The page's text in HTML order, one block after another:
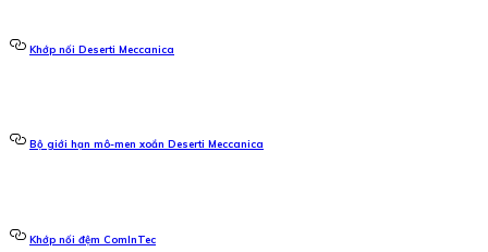
Khớp nối Deserti Meccanica
Bộ giới hạn mô-men xoắn Deserti Meccanica
Khớp nối đệm ComInTec